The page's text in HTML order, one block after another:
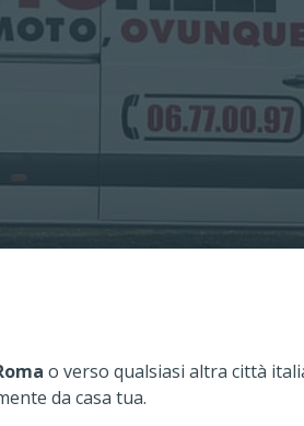
o verso qualsiasi altra città
da casa tua.